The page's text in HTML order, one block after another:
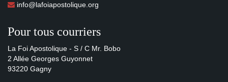
info@lafoiapostolique.org
Pour tous courriers
La Foi Apostolique - S / C Mr. Bobo
2 Allée Georges Guyonnet
93220 Gagny